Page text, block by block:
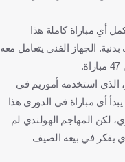
من العمر 26 عامًا لم يكمل أي مباراة كاملة هذا
الجهاز الفني يتعامل معه
الذي استخدمه أموريم في
أي مباراة في الدوري هذا
لكن المهاجم الهولندي لم
يفكر في بيعه الصيف